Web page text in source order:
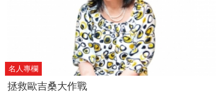
名人專欄
拯救歐吉桑大作戰